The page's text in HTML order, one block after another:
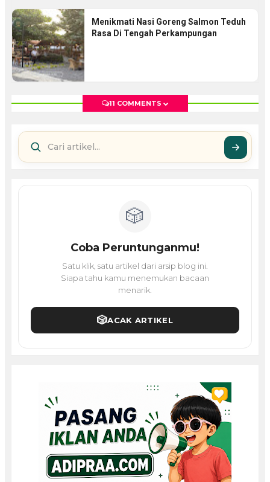
Menikmati Nasi Goreng Salmon Teduh
Rasa Di Tengah Perkampungan
11 COMMENTS
🎲
Coba Peruntunganmu!
Satu klik, satu artikel dari arsip blog ini.
Siapa tahu kamu menemukan bacaan
menarik.
🎲ACAK ARTIKEL